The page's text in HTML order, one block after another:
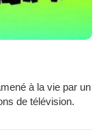
à la vie par un
de télévision.